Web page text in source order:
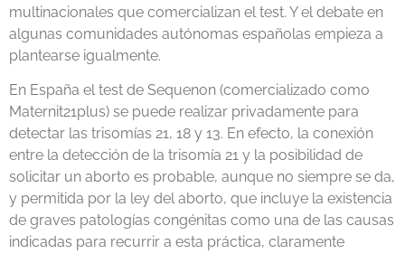
multinacionales que comercializan el test. Y el debate en
algunas comunidades autónomas españolas empieza a
plantearse igualmente.
En España el test de Sequenon (comercializado como
Maternit21plus) se puede realizar privadamente para
detectar las trisomías 21, 18 y 13. En efecto, la conexión
entre la detección de la trisomía 21 y la posibilidad de
solicitar un aborto es probable, aunque no siempre se da,
y permitida por la ley del aborto, que incluye la existencia
de graves patologías congénitas como una de las causas
indicadas para recurrir a esta práctica, claramente